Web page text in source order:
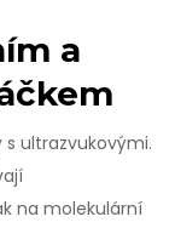
a
ultrazvukovými.
na molekulární